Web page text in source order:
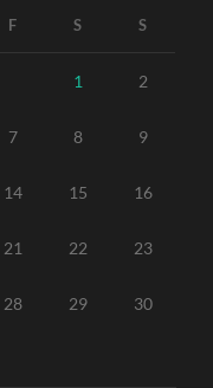
F S S
1 2
7 8 9
14 15 16
21 22 23
28 29 30